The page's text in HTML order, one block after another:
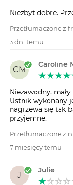
Niezbyt dobre.
Przetłumaczone z
3 dni temu
CM
Caroline
Niezawodny,
Ustnik wykonany
nagrzewa się tak
przyjemne.
Przetłumaczone z
7 miesięcy temu
J
Julie